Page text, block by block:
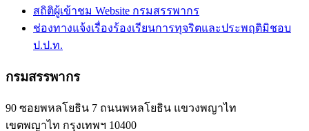
สถิติผู้เข้าชม Website กรมสรรพากร
ช่องทางแจ้งเรื่องร้องเรียนการทุจริตและประพฤติมิชอบ
ป.ป.ท.
กรมสรรพากร
90 ซอยพหลโยธิน 7 ถนนพหลโยธิน แขวงพญาไท
เขตพญาไท กรุงเทพฯ 10400